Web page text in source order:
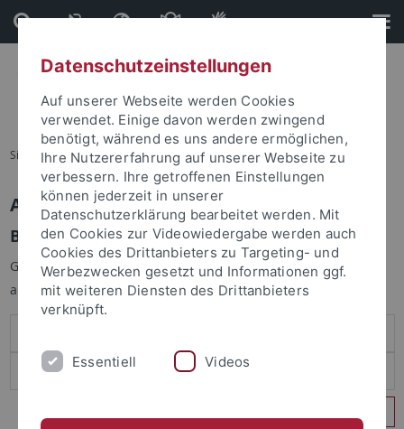
Direkt
zum
Inhalt
Direkt
zur
Fußleiste
Sie sind hier: Startseite
Anmelden
Benutzeranmeldung
Geben Sie Ihren Benutzernamen und Ihr Passwort an um sich
anzumelden:
Datenschutzeinstellungen
Auf unserer Webseite werden Cookies
verwendet. Einige davon werden zwingend
benötigt, während es uns andere ermöglichen,
Ihre Nutzererfahrung auf unserer Webseite zu
verbessern. Ihre getroffenen Einstellungen
können jederzeit in unserer
Datenschutzerklärung bearbeitet werden. Mit
den Cookies zur Videowiedergabe werden auch
Cookies des Drittanbieters zu Targeting- und
Werbezwecken gesetzt und Informationen ggf.
mit weiteren Diensten des Drittanbieters
verknüpft.
Essentiell Videos